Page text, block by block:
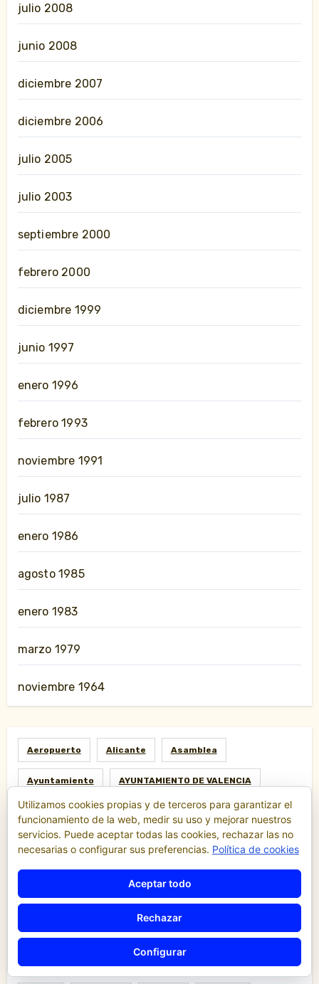
julio 2008
junio 2008
diciembre 2007
diciembre 2006
julio 2005
julio 2003
septiembre 2000
febrero 2000
diciembre 1999
junio 1997
enero 1996
febrero 1993
noviembre 1991
julio 1987
enero 1986
agosto 1985
enero 1983
marzo 1979
noviembre 1964
Aeropuerto Alicante Asamblea
Ayuntamiento AYUNTAMIENTO DE VALENCIA
Barcelona Cabify Canarias
Conselleria De Infraestructuras Y Transporte
Consellería Cruceros Denuncias
Economía Escalas Fallas Ferias
Fiestas Gestoría Hacienda Huelga
Ley Madrid Malaga Manifestación
Utilizamos cookies propias y de terceros para garantizar el
funcionamiento de la web, medir su uso y mejorar nuestros
servicios. Puede aceptar todas las cookies, rechazar las no
necesarias o configurar sus preferencias. Política de cookies
Aceptar todo
Rechazar
Configurar